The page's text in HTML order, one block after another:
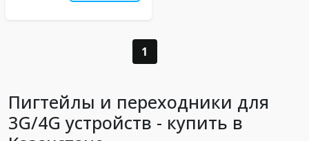
1
Пигтейлы и переходники для
3G/4G устройств - купить в